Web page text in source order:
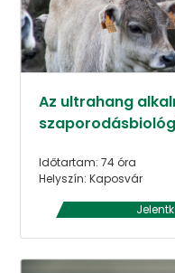
Az ultrahang
Időtartam: 74 óra
Helyszín: Kaposvár